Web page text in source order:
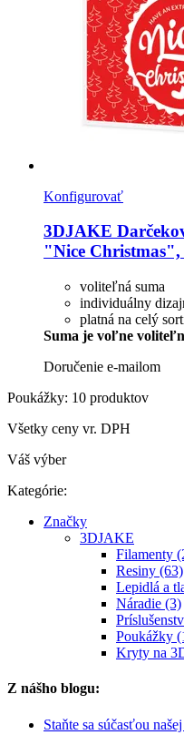
Konfigurovať
3DJAKE
"Nice Christmas",
voliteľná suma
individuálny
platná na celý
Suma je voľne
Doručenie e-mailom
Poukážky: 10 produktov
Všetky ceny vr. DPH
Váš výber
Kategórie:
Značky
3DJAKE
Filamenty
Resiny (63)
Lepidlá a
Náradie (3)
Poukážky
Kryty na
Z nášho blogu:
Staňte sa súčasťou